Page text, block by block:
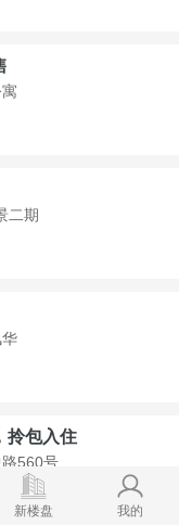
二期
拎包入住
560号
新楼盘 我的